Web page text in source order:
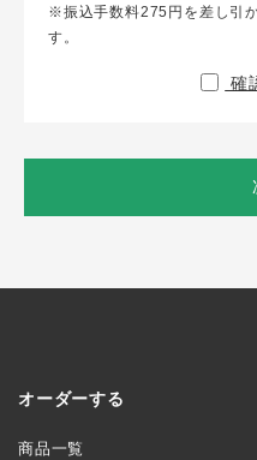
※振込手数料275円を差し引
す。
確
オーダーする
商品一覧